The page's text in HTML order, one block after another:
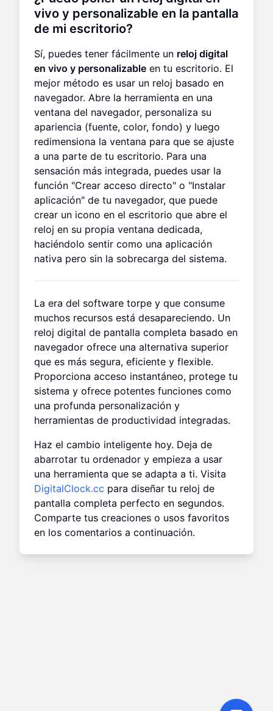
vivo y personalizable en la pantalla
de mi escritorio?
Sí, puedes tener fácilmente un reloj digital
en vivo y personalizable en tu escritorio. El
mejor método es usar un reloj basado en
navegador. Abre la herramienta en una
ventana del navegador, personaliza su
apariencia (fuente, color, fondo) y luego
redimensiona la ventana para que se ajuste
a una parte de tu escritorio. Para una
sensación más integrada, puedes usar la
función "Crear acceso directo" o "Instalar
aplicación" de tu navegador, que puede
crear un icono en el escritorio que abre el
reloj en su propia ventana dedicada,
haciéndolo sentir como una aplicación
nativa pero sin la sobrecarga del sistema.
La era del software torpe y que consume
muchos recursos está desapareciendo. Un
reloj digital de pantalla completa basado en
navegador ofrece una alternativa superior
que es más segura, eficiente y flexible.
Proporciona acceso instantáneo, protege tu
sistema y ofrece potentes funciones como
una profunda personalización y
herramientas de productividad integradas.
Haz el cambio inteligente hoy. Deja de
abarrotar tu ordenador y empieza a usar
una herramienta que se adapta a ti. Visita
DigitalClock.cc para diseñar tu reloj de
pantalla completa perfecto en segundos.
Comparte tus creaciones o usos favoritos
en los comentarios a continuación.